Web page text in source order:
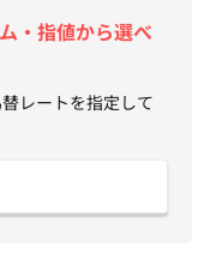
・指値から選べ
レートを指定して